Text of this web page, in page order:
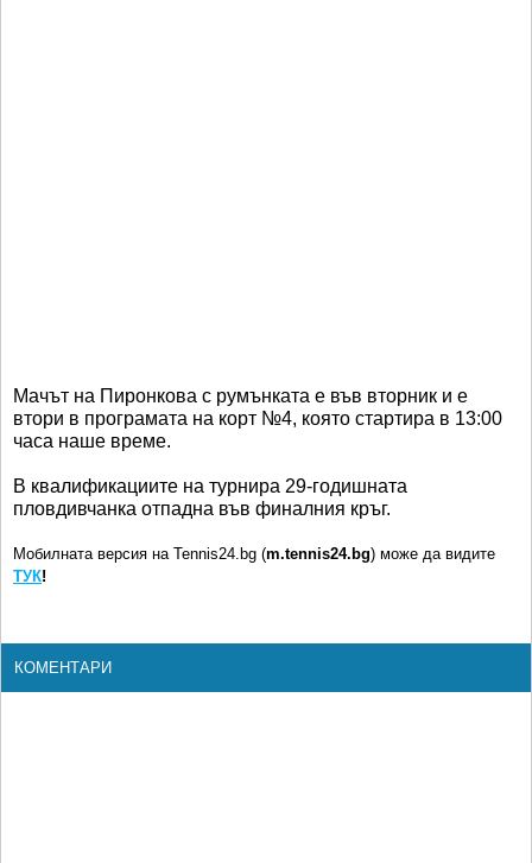
Мачът на Пиронкова с румънката е във вторник и е
втори в програмата на корт №4, която стартира в 13:00
часа наше време.
В квалификациите на турнира 29-годишната
пловдивчанка отпадна във финалния кръг.
Мобилната версия на Tennis24.bg (m.tennis24.bg) може да видите
ТУК!
КОМЕНТАРИ